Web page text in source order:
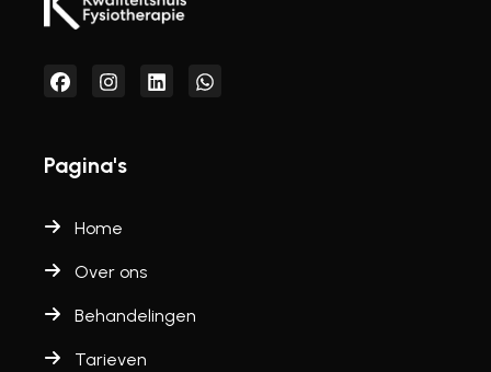
Pagina's
Home
Over ons
Behandelingen
Tarieven